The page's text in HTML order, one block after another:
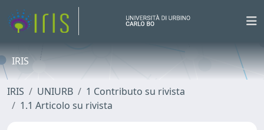
IRIS
IRIS UNIURB
1 Contributo su rivista
1.1 Articolo su rivista